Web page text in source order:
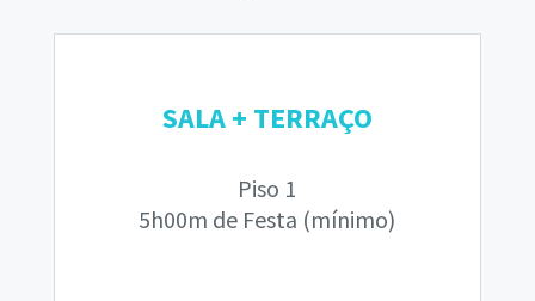
SALA + TERRAÇO
Piso 1
5h00m de Festa (mínimo)